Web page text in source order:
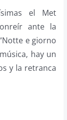
el Met
ante la
e giorno
hay un
y la retranca